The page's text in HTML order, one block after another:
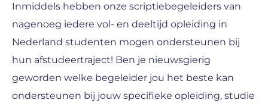
Inmiddels hebben onze scriptiebegeleiders van
nagenoeg iedere vol- en deeltijd opleiding in
Nederland studenten mogen ondersteunen bij
hun afstudeertraject! Ben je nieuwsgierig
geworden welke begeleider jou het beste kan
ondersteunen bij jouw specifieke opleiding, studie